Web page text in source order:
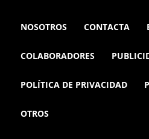
NOSOTROS CONTACTA
COLABORADORES
POLÍTICA DE PRIVACIDAD
OTROS